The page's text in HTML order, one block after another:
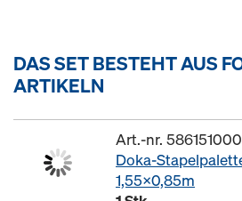
DAS SET BESTEHT AUS
ARTIKELN
Art.-nr. 586151000
Doka-
1,55x0,85m